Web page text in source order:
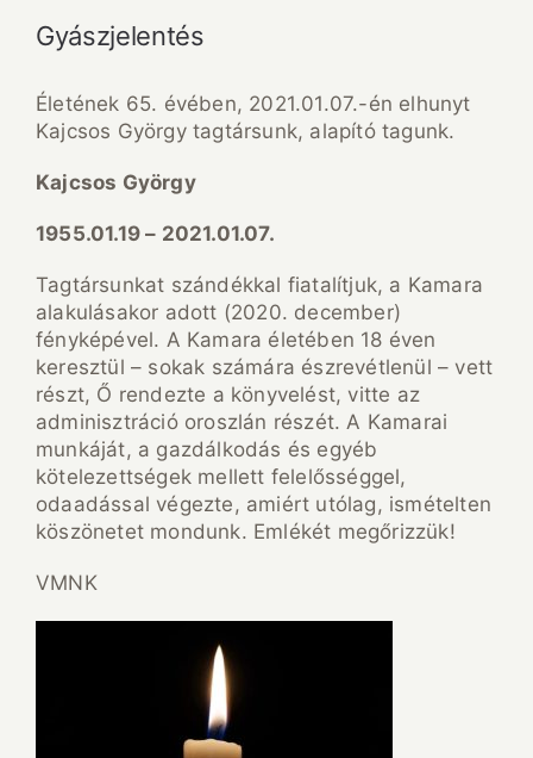
Gyászjelentés
Életének 65. évében, 2021.01.07.-én elhunyt
Kajcsos György tagtársunk, alapító tagunk.
Kajcsos György
1955.01.19 – 2021.01.07.
Tagtársunkat szándékkal fiatalítjuk, a Kamara
alakulásakor adott (2020. december)
fényképével. A Kamara életében 18 éven
keresztül – sokak számára észrevétlenül – vett
részt, Ő rendezte a könyvelést, vitte az
adminisztráció oroszlán részét. A Kamarai
munkáját, a gazdálkodás és egyéb
kötelezettségek mellett felelősséggel,
odaadással végezte, amiért utólag, ismételten
köszönetet mondunk. Emlékét megőrizzük!
VMNK